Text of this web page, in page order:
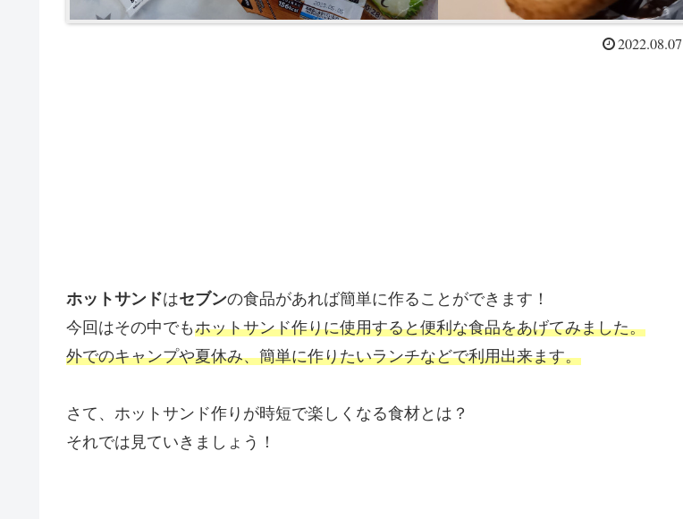
2022.08.07
ホットサンドはセブンの食品があれば簡単に作ることができます！
今回はその中でもホットサンド作りに使用すると便利な食品をあげてみました。
外でのキャンプや夏休み、簡単に作りたいランチなどで利用出来ます。
さて、ホットサンド作りが時短で楽しくなる食材とは？
それでは見ていきましょう！